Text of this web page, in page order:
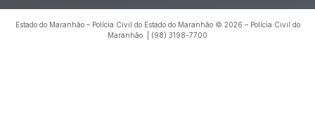
Estado do Maranhão – Polícia Civil do Estado do Maranhão © 2026 – Polícia Civil do
Maranhão. | (98) 3198-7700